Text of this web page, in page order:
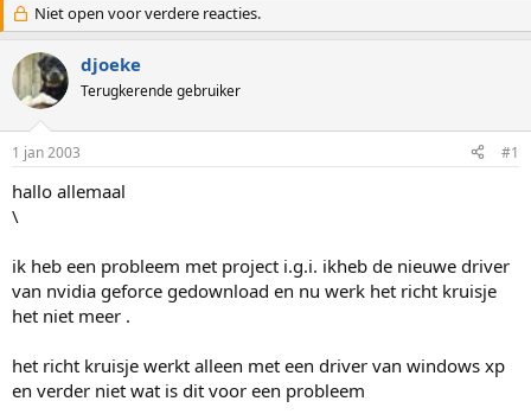
d
e
r
w
e
s
t
a
e
r
a
r
d
a
m
Niet open voor verdere reacties.
djoeke
Terugkerende gebruiker
1 jan 2003 #1
hallo allemaal
\
ik heb een probleem met project i.g.i. ikheb de nieuwe driver
van nvidia geforce gedownload en nu werk het richt kruisje
het niet meer .
het richt kruisje werkt alleen met een driver van windows xp
en verder niet wat is dit voor een probleem